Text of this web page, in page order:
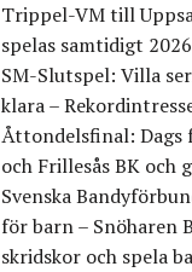
Trippel-VM till
spelas samtidigt 2026
SM-Slutspel: Villa
klara –
Åttondelsfinal:
och Frillesås BK och
Svenska
för barn – Snöharen
skridskor och spela